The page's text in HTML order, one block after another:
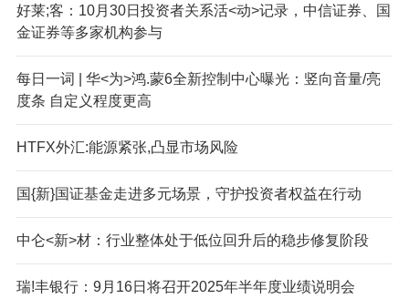
好莱;客：10月30日投资者关系活<动>记录，中信证券、国
金证券等多家机构参与
每日一词 | 华<为>鸿.蒙6全新控制中心曝光：竖向音量/亮
度条 自定义程度更高
HTFX外汇:能源紧张,凸显市场风险
国{新}国证基金走进多元场景，守护投资者权益在行动
中仑<新>材：行业整体处于低位回升后的稳步修复阶段
瑞!丰银行：9月16日将召开2025年半年度业绩说明会